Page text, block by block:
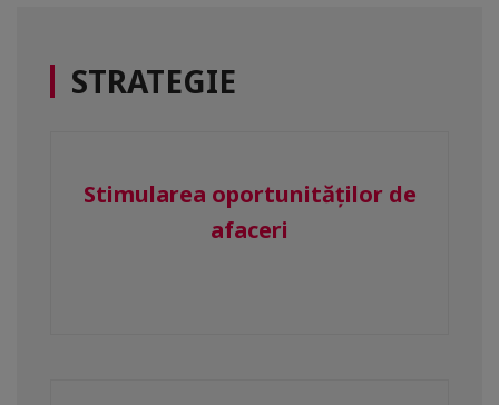
STRATEGIE
Stimularea oportunităților de
afaceri